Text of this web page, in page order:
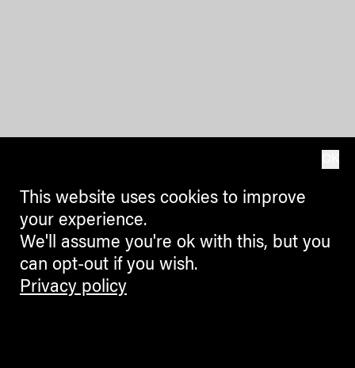
This website uses cookies to improve
your experience.
We'll assume you're ok with this, but you
can opt-out if you wish.
Privacy policy